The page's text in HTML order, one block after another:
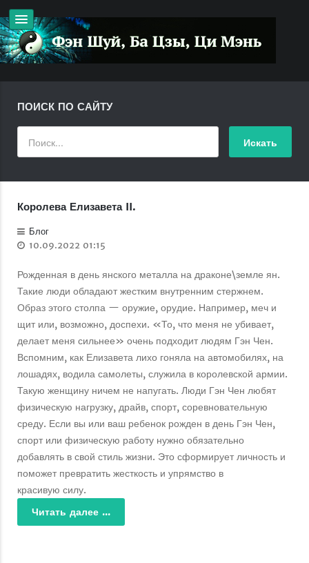
ПОИСК ПО САЙТУ
Королева Елизавета II.
Блог
10.09.2022 01:15
Рожденная в день янского металла на драконе\земле ян.
Такие люди обладают жестким внутренним стержнем.
Образ этого столпа — оружие, орудие. Например, меч и
щит или, возможно, доспехи. «То, что меня не убивает,
делает меня сильнее» очень подходит людям Гэн Чен.
Вспомним, как Елизавета лихо гоняла на автомобилях, на
лошадях, водила самолеты, служила в королевской армии.
Такую женщину ничем не напугать. Люди Гэн Чен любят
физическую нагрузку, драйв, спорт, соревновательную
среду. Если вы или ваш ребенок рожден в день Гэн Чен,
спорт или физическую работу нужно обязательно
добавлять в свой стиль жизни. Это сформирует личность и
поможет превратить жесткость и упрямство в
красивую силу.
Читать далее ...